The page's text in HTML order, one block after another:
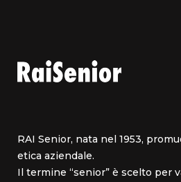
RAI Senior, nata nel 1953,
etica aziendale.
Il termine “senior” è scelto per